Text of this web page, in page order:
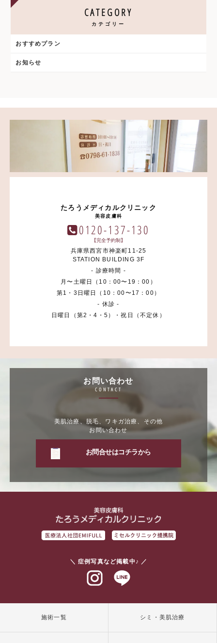
CATEGORY
カテゴリー
おすすめプラン
お知らせ
たろうメディカルクリニック
美容皮膚科
0120-137-130
【完全予約制】
兵庫県西宮市神楽町11-25
STATION BUILDING 3F
- 診療時間 -
月〜土曜日（10：00〜19：00）
第1・3日曜日（10：00〜17：00）
- 休診 -
日曜日（第2・4・5）・祝日（不定休）
お問い合わせ
CONTACT
美肌治療、脱毛、ワキガ治療、その他
お問い合わせ
お問合せはコチラから
＼ 症例写真など掲載中♪ ／
インスタグラム
施術一覧 シミ・美肌治療